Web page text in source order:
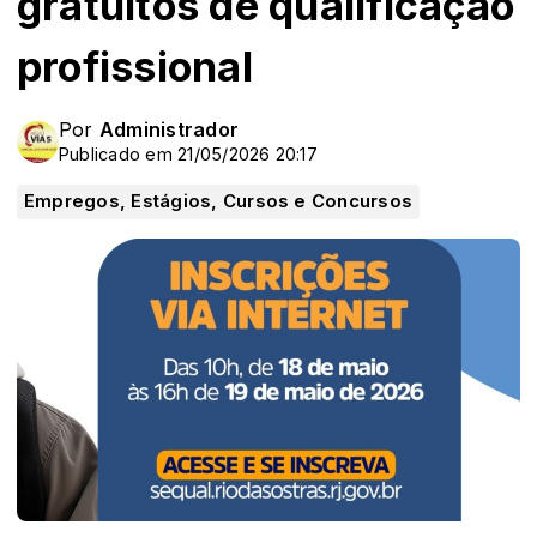
profissional
Por Administrador
Publicado em 21/05/2026 20:17
Empregos, Estágios, Cursos e Concursos